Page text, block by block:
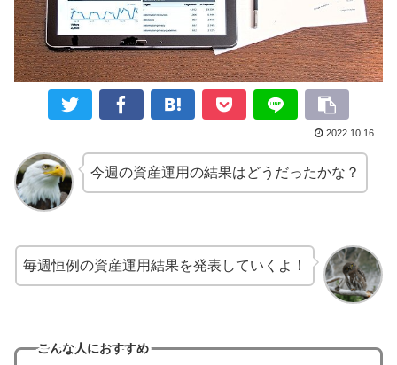
2022.10.16
今週の資産運用の結果はどうだったかな？
毎週恒例の資産運用結果を発表していくよ！
こんな人におすすめ